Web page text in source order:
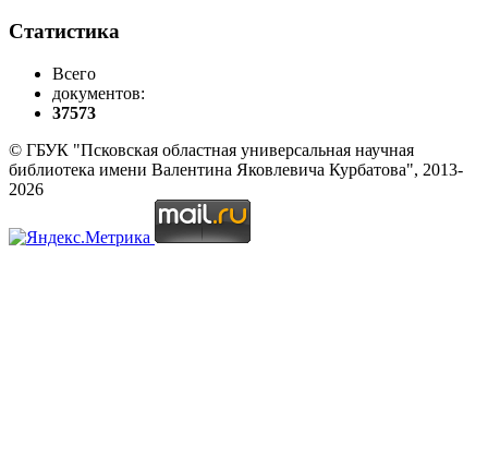
Статистика
Всего
документов:
37573
© ГБУК "Псковская областная универсальная научная
библиотека имени Валентина Яковлевича Курбатова", 2013-
2026